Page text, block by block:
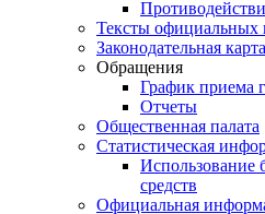
Тексты официальных
Законодательная карта
Обращения
График приема
Отчеты
Общественная палата
Статистическая
Использование
средств
Официальная